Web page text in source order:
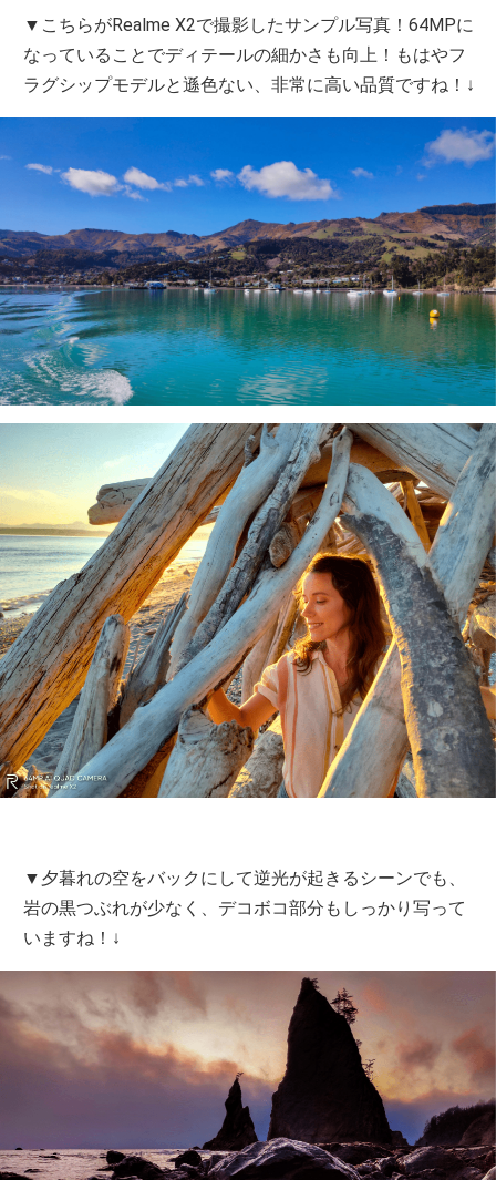
▼こちらがRealme X2で撮影したサンプル写真！64MPに
なっていることでディテールの細かさも向上！もはやフ
ラグシップモデルと遜色ない、非常に高い品質ですね！↓
▼夕暮れの空をバックにして逆光が起きるシーンでも、
岩の黒つぶれが少なく、デコボコ部分もしっかり写って
いますね！↓